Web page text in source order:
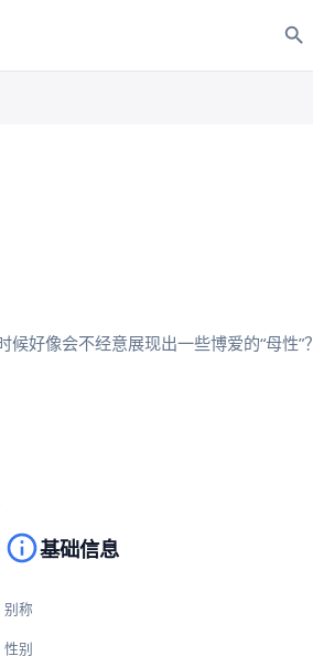
好像会不经意展现出一些博爱的“母性”？
基础信息
别称
性别